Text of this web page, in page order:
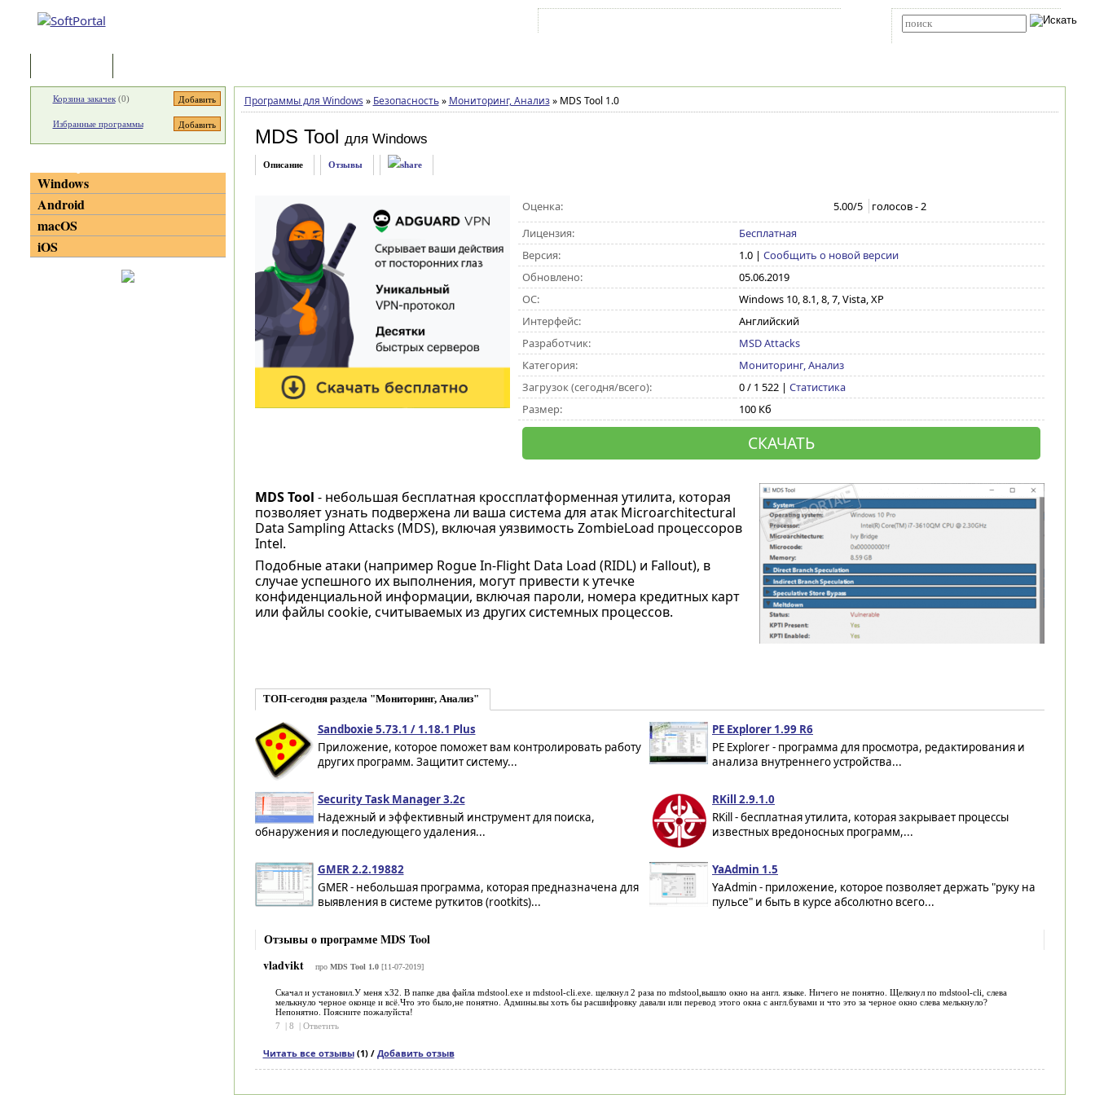
Программы для Windows » Безопасность » Мониторинг, Анализ »MDS Tool 1.0
MDS Tool для Windows
Описание Отзывы
Оценка: 5.00/5 голосов -2
Лицензия:
Бесплатная
Версия:
1.0| Сообщить о новой версии
Обновлено:
05.06.2019
ОС:
Windows 10, 8.1, 8, 7, Vista, XP
Интерфейс:
Английский
Разработчик:
MSD Attacks
Категория:
Мониторинг, Анализ
Загрузок (сегодня/всего):
0 / 1 522 | Статистика
Размер:
100 Кб
СКАЧАТЬ
MDS Tool - небольшая бесплатная кроссплатформенная утилита, которая
позволяет узнать подвержена ли ваша система для атак Microarchitectural
Data Sampling Attacks (MDS), включая уязвимость ZombieLoad процессоров
Intel.
Подобные атаки (например Rogue In-Flight Data Load (RIDL) и Fallout), в
случае успешного их выполнения, могут привести к утечке
конфиденциальной информации, включая пароли, номера кредитных карт
или файлы cookie, считываемых из других системных процессов.
ТОП-сегодня раздела "Мониторинг, Анализ"
Sandboxie 5.73.1 / 1.18.1 Plus
Приложение, которое поможет вам контролировать работу
других программ. Защитит систему...
PE Explorer 1.99 R6
PE Explorer - программа для просмотра, редактирования и
анализа внутреннего устройства...
Security Task Manager 3.2c
Надежный и эффективный инструмент для поиска,
обнаружения и последующего удаления...
RKill 2.9.1.0
RKill - бесплатная утилита, которая закрывает процессы
известных вредоносных программ,...
GMER 2.2.19882
GMER - небольшая программа, которая предназначена для
выявления в системе руткитов (rootkits)...
YaAdmin 1.5
YaAdmin - приложение, которое позволяет держать "руку на
пульсе" и быть в курсе абсолютно всего...
Отзывы о программе MDS Tool
vladvikt
про MDS Tool 1.0[11-07-2019]
Скачал и установил.У меня х32. В папке два файла mdstool.exe и mdstool-cli.exe. щелкнул 2 раза по mdstool,вышло окно на англ. языке. Ничего не понятно. Щелкнул по mdstool-cli, слева
мелькнуло черное оконце и всё.Что это было,не понятно. Админы.вы хоть бы расшифровку давали или перевод этого окна с англ.бувами и что это за черное окно слева мелькнуло?
Непонятно. Поясните пожалуйста!
7
8 Ответить
Читать все отзывы(1) / Добавить отзыв
Корзина закачек(0)
Избранные программы
Windows
Android
macOS
iOS